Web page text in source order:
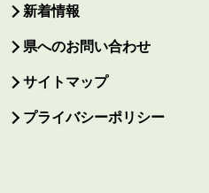
新着情報
県へのお問い合わせ
サイトマップ
プライバシーポリシー